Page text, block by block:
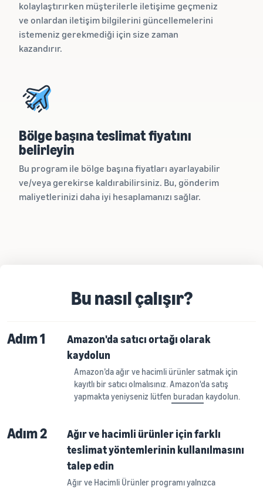
kolaylaştırırken müşterilerle iletişime geçmeniz
ve onlardan iletişim bilgilerini güncellemelerini
istemeniz gerekmediği için size zaman
kazandırır.
Bölge başına teslimat fiyatını
belirleyin
Bu program ile bölge başına fiyatları ayarlayabilir
ve/veya gerekirse kaldırabilirsiniz. Bu, gönderim
maliyetlerinizi daha iyi hesaplamanızı sağlar.
Bu nasıl çalışır?
Adım 1
Amazon'da satıcı ortağı olarak
kaydolun
Amazon’da ağır ve hacimli ürünler satmak için
kayıtlı bir satıcı olmalısınız. Amazon'da satış
yapmakta yeniyseniz lütfen buradan kaydolun.
Adım 2
Ağır ve hacimli ürünler için farklı
teslimat yöntemlerinin kullanılmasını
talep edin
Ağır ve Hacimli Ürünler programı yalnızca